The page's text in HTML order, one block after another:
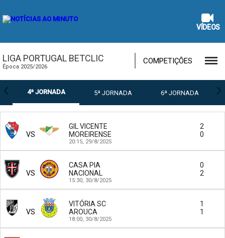
VÍDEOS
LIGA PORTUGAL BETCLIC
Época 2025/2026
COMPETIÇÕES
4ª JORNADA 5ª JORNADA 6ª JORNADA
VS
GIL VICENTE
2
MOREIRENSE
0
20:15, 29/8/2025
VS
CASA PIA
0
NACIONAL
2
15:30, 30/8/2025
VS
VITÓRIA SC
1
AROUCA
1
18:00, 30/8/2025